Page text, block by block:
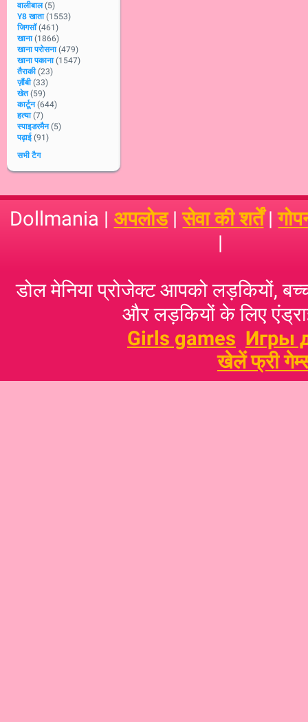
वालीबाल (5)
Y8 खाता (1553)
जिगसॉ (461)
खाना (1866)
खाना परोसना (479)
खाना पकाना (1547)
तैराकी (23)
ज़ौंबी (33)
खेत (59)
कार्टून (644)
हत्या (7)
स्पाइडरमैन (5)
पढ़ाई (91)
सभी टैग
Dollmania | अपलोड|सेवा की शर्तें|
|
डोल मेनिया प्रोजेक्ट आपको लड़कियों,
और लड़कियों के लिए
Girls games Игры
खेलें फ्री